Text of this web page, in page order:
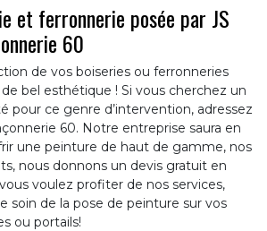
et ferronnerie posée par JS
60
de vos boiseries ou ferronneries
bel esthétique ! Si vous cherchez un
pour ce genre d’intervention, adressez
60. Notre entreprise saura en
une peinture de haut de gamme, nos
nous donnons un devis gratuit en
voulez profiter de nos services,
soin de la pose de peinture sur vos
ou portails!